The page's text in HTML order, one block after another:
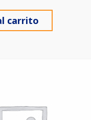
variantes. Las
carrito